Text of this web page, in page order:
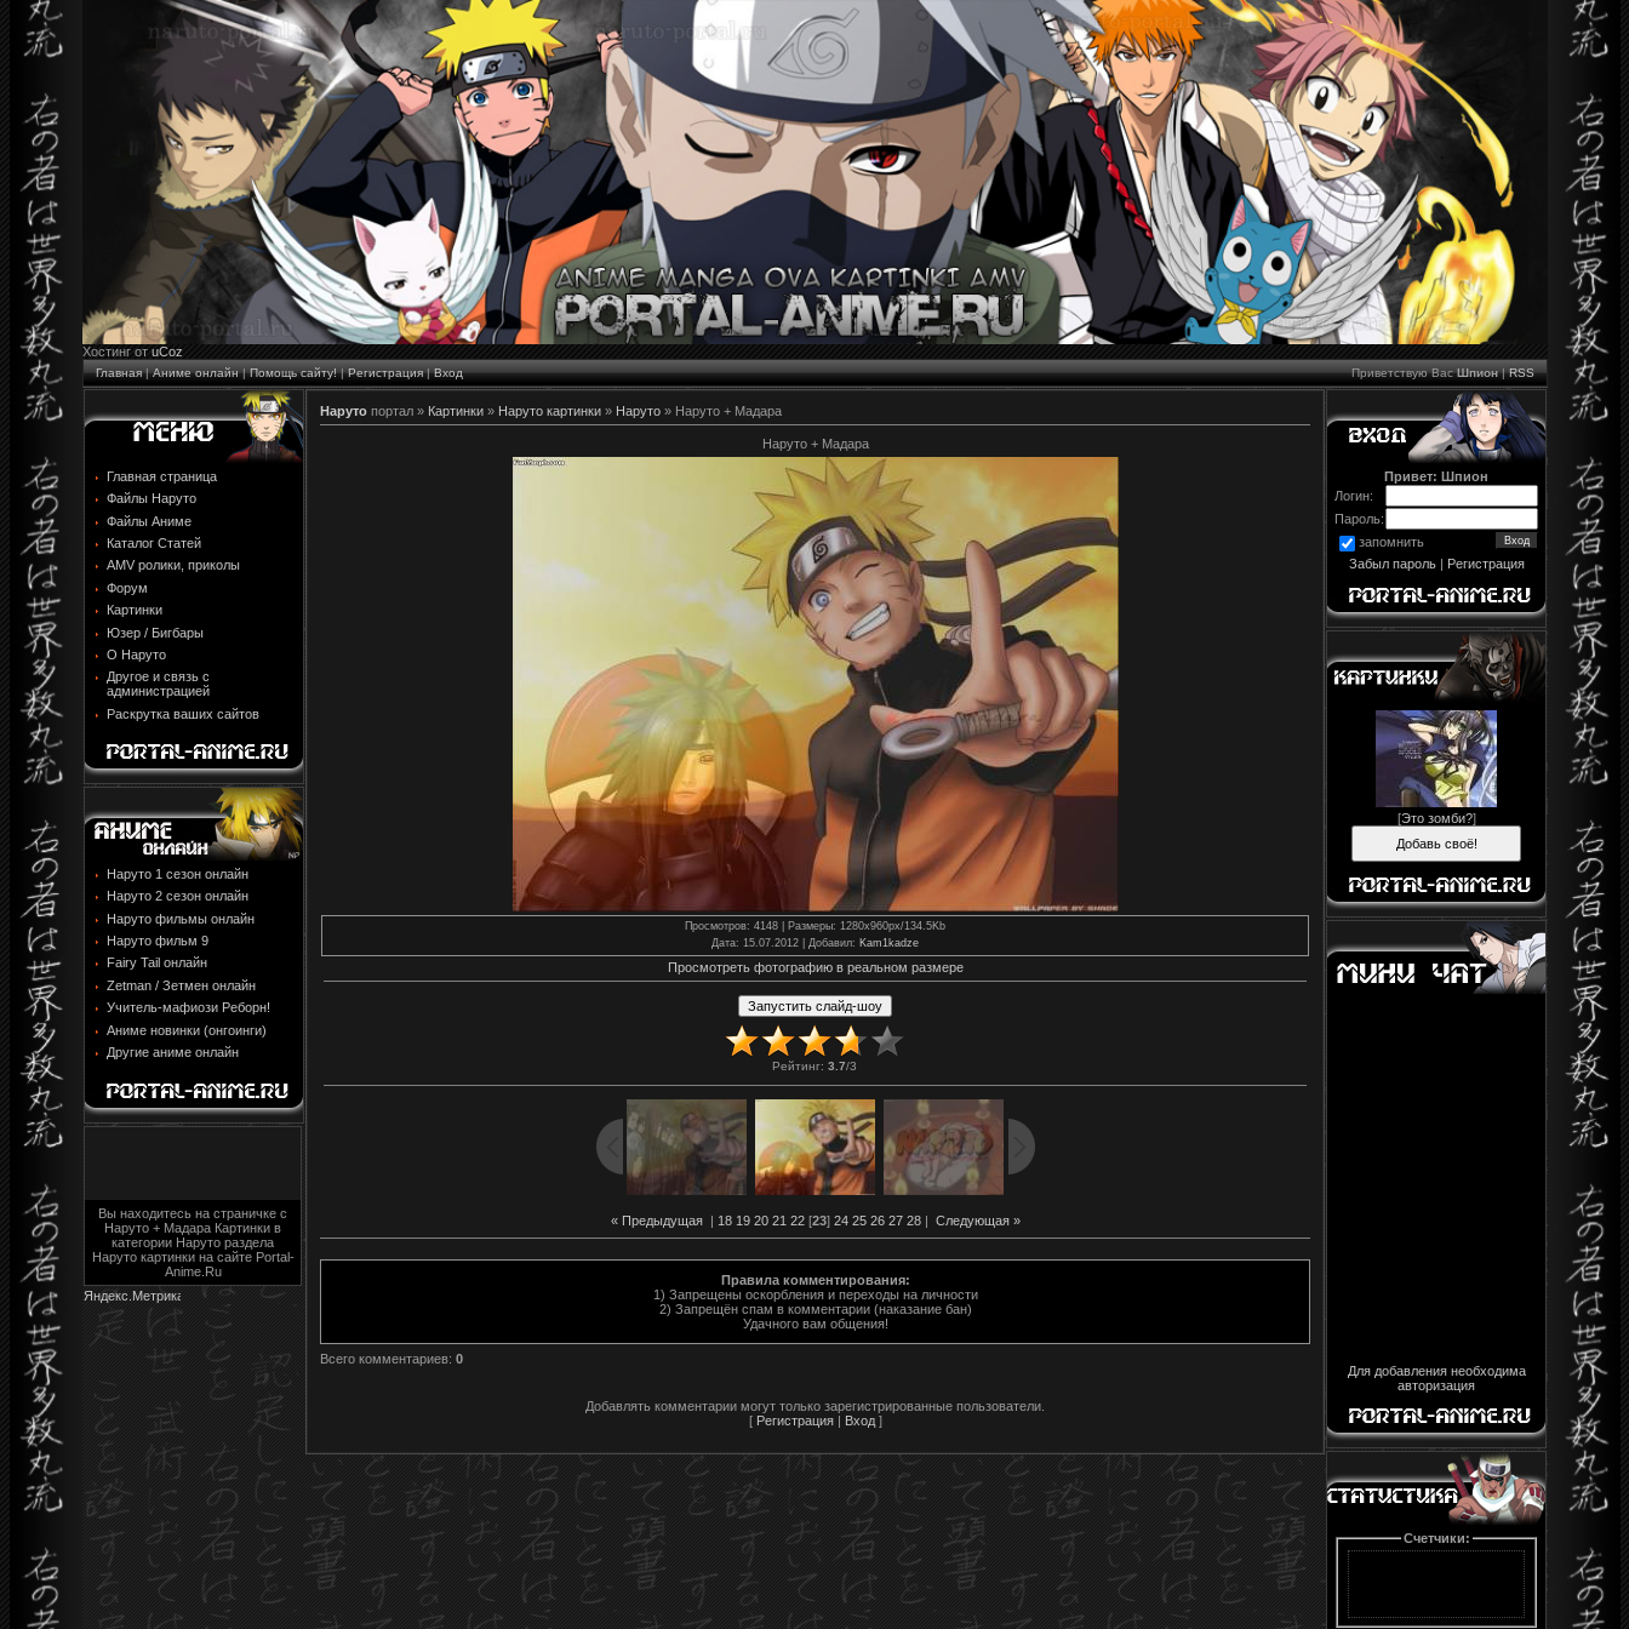
Хостинг от uCoz
Главная|Аниме онлайн|Помощь сайту!|Регистрация|Вход Приветствую Вас Шпион|RSS
Главная страница
Файлы Наруто
Файлы Аниме
Каталог Статей
AMV ролики, приколы
Форум
Картинки
Юзер / Бигбары
О Наруто
Другое и связь с
администрацией
Раскрутка ваших сайтов
Наруто 1 сезон онлайн
Наруто 2 сезон онлайн
Наруто фильмы онлайн
Наруто фильм 9
Fairy Tail онлайн
Zetman / Зетмен онлайн
Учитель-мафиози Реборн!
Аниме новинки (онгоинги)
Другие аниме онлайн
Вы находитесь на страничке с
Наруто + Мадара Картинки в
категории Наруто раздела
Наруто картинки на сайте Portal-
Anime.Ru
Наруто портал » Картинки » Наруто картинки » Наруто » Наруто + Мадара
Наруто + Мадара
Просмотров: 4148 | Размеры: 1280x960px/134.5Kb
Дата: 15.07.2012 | Добавил: Kam1kadze
Просмотреть фотографию в реальном размере
Рейтинг: 3.7/3
« Предыдущая| 18 19 20 21 22[23] 24 25 26 27 28| Следующая »
Правила комментирования:
1) Запрещены оскорбления и переходы на личности
2) Запрещён спам в комментарии (наказание бан)
Удачного вам общения!
Всего комментариев: 0
Добавлять комментарии могут только зарегистрированные пользователи.
[ Регистрация| Вход]
Привет: Шпион
Логин:
Пароль:
запомнить
Забыл пароль| Регистрация
[Это зомби?]
Для добавления необходима
авторизация
Счетчики: